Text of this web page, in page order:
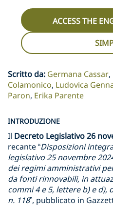
ACCESS THE
Scritto da: Germana Cassar
Colamonico Ludovica
Paron Erika Parente
INTRODUZIONE
Il Decreto Legislativo 26
recante “Disposizioni
legislativo 25 novembre
dei regimi amministrativi
da fonti rinnovabili, in
commi 4 e 5, lettere b) e d),
n. 118”, pubblicato in